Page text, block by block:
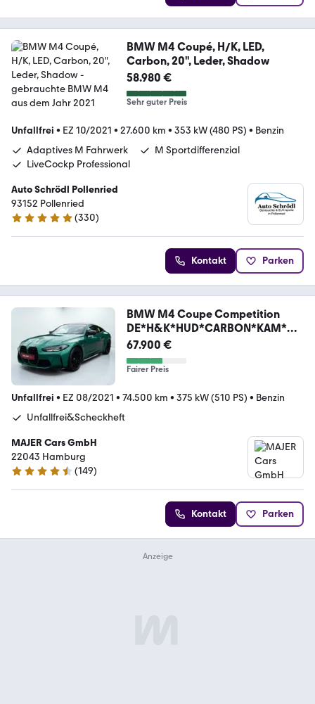
BMW M4 Coupé, H/K, LED,
Carbon, 20", Leder, Shadow
58.980 €
Sehr guter Preis
Unfallfrei • EZ 10/2021 • 27.600 km • 353 kW (480 PS) • Benzin
Adaptives M Fahrwerk
M Sportdifferenzial
LiveCockp Professional
Auto Schrödl Pollenried
93152 Pollenried
5 Sterne
(330)
Kontakt Parken
BMW M4 Coupe Competition
DE*H&K*HUD*CARBON*KAM*ME
MO
67.900 €
Fairer Preis
Unfallfrei • EZ 08/2021 • 74.500 km • 375 kW (510 PS) • Benzin
Unfallfrei&Scheckheft
MAJER Cars GmbH
22043 Hamburg
4.7 Sterne
(149)
Kontakt Parken